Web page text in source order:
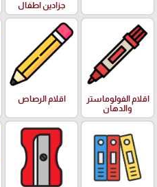
جزادين اطفال
اقلام الفولوماستر
والدهان
اقلام الرصاص